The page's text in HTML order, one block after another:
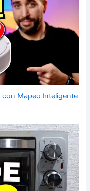
con Mapeo Inteligente